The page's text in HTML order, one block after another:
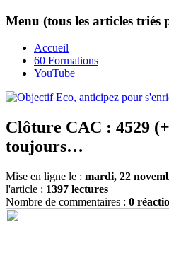
Menu (tous les articles triés
Accueil
60 Formations
YouTube
Clôture CAC : 4529
toujours…
Mise en ligne le : mardi, 22
l'article : 1397 lectures
Nombre de commentaires : 0